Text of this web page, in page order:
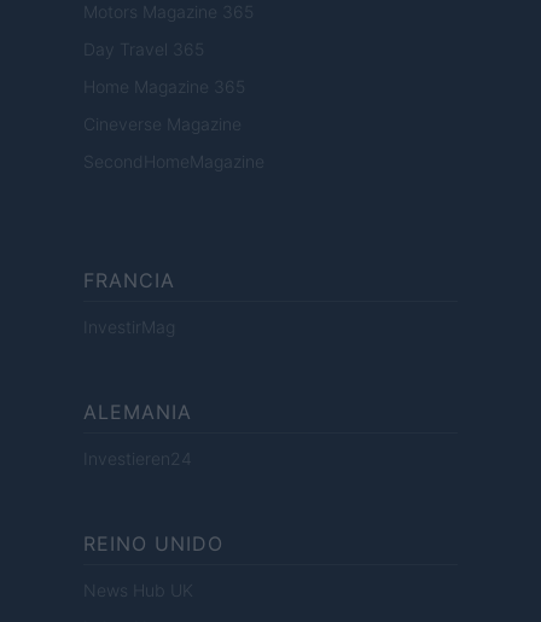
Motors Magazine 365
Day Travel 365
Home Magazine 365
Cineverse Magazine
SecondHomeMagazine
FRANCIA
InvestirMag
ALEMANIA
Investieren24
REINO UNIDO
News Hub UK